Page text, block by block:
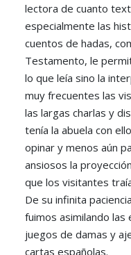
lectora de cuanto
especialmente las
cuentos de hadas,
Testamento, le
lo que leía sino la
muy frecuentes las
las largas charlas y
tenía la abuela con
opinar y menos aún
ansiosos la
que los visitantes
De su infinita
fuimos asimilando las
juegos de damas y
cartas españolas.